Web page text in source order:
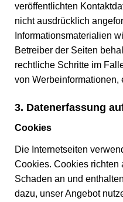
veröffentlichten
nicht ausdrücklich
Informationsmaterialien
Betreiber der Seiten
rechtliche Schritte im
von Werbeinformationen,
3. Datenerfassung
Cookies
Die Internetseiten
Cookies. Cookies richten
Schaden an und
dazu, unser Angebot